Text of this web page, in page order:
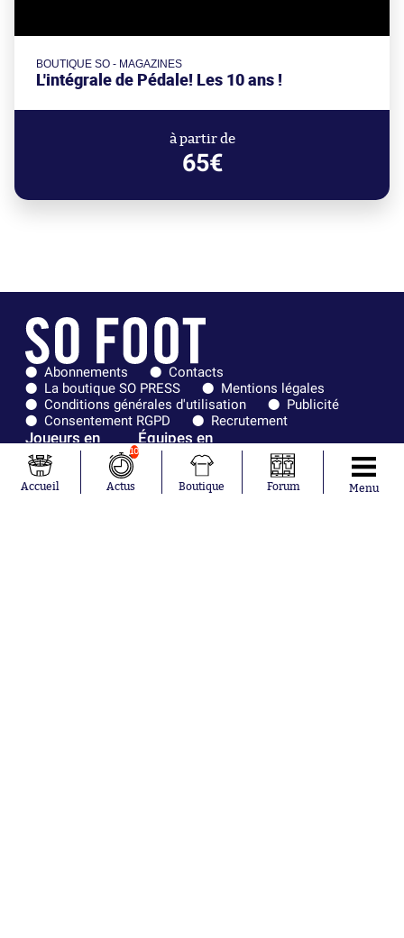
BOUTIQUE SO - MAGAZINES
L'intégrale de Pédale! Les 10 ans !
à partir de
65€
Abonnements
Contacts
La boutique SO PRESS
Mentions légales
Conditions générales d'utilisation
Publicité
Consentement RGPD
Recrutement
Joueurs en
tendance
Mohamed
Équipes en
tendance
Chelsea
Accueil
10
Actus Boutique Forum Menu